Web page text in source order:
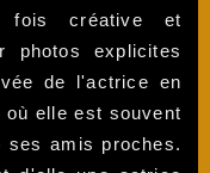
créative et
photos explicites
de l'actrice en
où elle est souvent
ses amis proches.